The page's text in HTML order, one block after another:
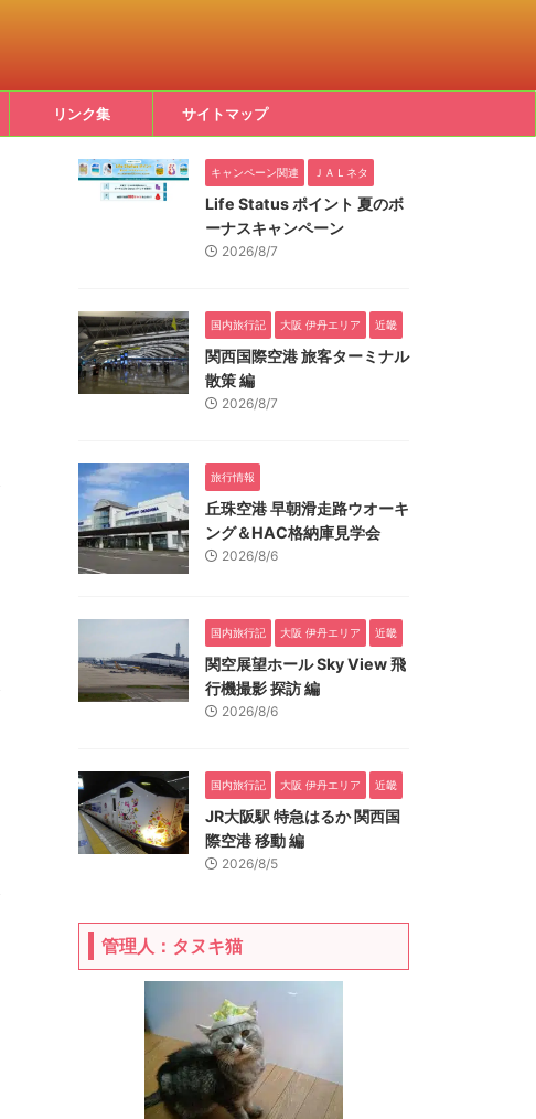
リンク集 サイトマップ
キャンペーン関連 ＪＡＬネタ
Life Status ポイント 夏のボ
ーナスキャンペーン
2026/8/7
国内旅行記 大阪 伊丹エリア 近畿
関西国際空港 旅客ターミナル
散策 編
2026/8/7
旅行情報
丘珠空港 早朝滑走路ウオーキ
ング＆HAC格納庫見学会
2026/8/6
国内旅行記 大阪 伊丹エリア 近畿
関空展望ホール Sky View 飛
行機撮影 探訪 編
2026/8/6
国内旅行記 大阪 伊丹エリア 近畿
JR大阪駅 特急はるか 関西国
際空港 移動 編
2026/8/5
管理人：タヌキ猫